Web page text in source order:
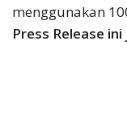
menggunakan
Press Release